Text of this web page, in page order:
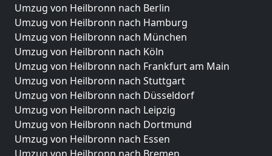
Umzug von Heilbronn nach Berlin
Umzug von Heilbronn nach Hamburg
Umzug von Heilbronn nach München
Umzug von Heilbronn nach Köln
Umzug von Heilbronn nach Frankfurt am Main
Umzug von Heilbronn nach Stuttgart
Umzug von Heilbronn nach Düsseldorf
Umzug von Heilbronn nach Leipzig
Umzug von Heilbronn nach Dortmund
Umzug von Heilbronn nach Essen